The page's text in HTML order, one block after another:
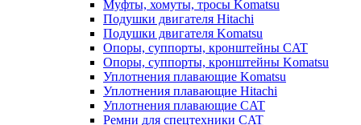
Муфты, хомуты, тросы Komatsu
Подушки двигателя Hitachi
Подушки двигателя Komatsu
Опоры, суппорты, кронштейны CAT
Опоры, суппорты, кронштейны Komatsu
Уплотнения плавающие Komatsu
Уплотнения плавающие Hitachi
Уплотнения плавающие CAT
Ремни для спецтехники CAT